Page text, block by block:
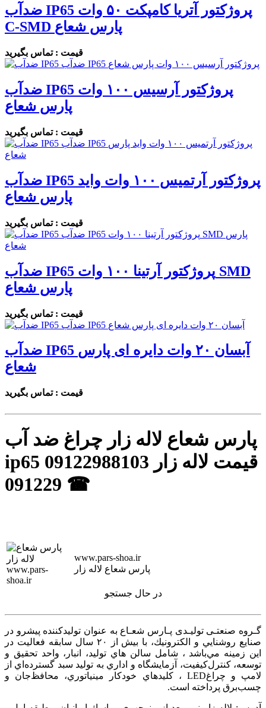
ضدآب IP65 پروژکتور آتریا کامپکت ۵۰ وات
C-SMD پارس شعاع
قیمت : تماس بگیرید
ضدآب IP65 پروژکتور آرسیس ۱۰۰ وات
پارس شعاع
قیمت : تماس بگیرید
ضدآب IP65 پروژکتور آرتمیس ۱۰۰ وات واید
پارس شعاع
قیمت : تماس بگیرید
ضدآب IP65 پروژکتور آرتینا ۱۰۰ وات SMD
پارس شعاع
قیمت : تماس بگیرید
ضدآب IP65 آبسان ۲۰ وات دایره ای پارس
شعاع
قیمت : تماس بگیرید
پارس شعاع لاله زار چراغ ضد آب
ip65 قیمت لاله زار 09122988103
☎ 091229
www.pars-shoa.ir
پارس شعاع لاله زار
در حال جستجو
گـروه صنعتـی تولیـدی پـارس شعـاع به عنوان توليدكننده پيشرو در
صنايع روشنايي و الكترونيك، با بيش از ۲۰ سال سابقه فعاليت در
اين زمينه‌ مي‌باشد ، شامل سالن هاي توليد، انبار، واحد تحقيق و
توسعه، كنترل‌كيفيت، آزمايشگاه و اداري به توليد سبد گسترده‌اي از
لامپ و چراغ‌LED ، كليدهاي خودكار مينياتوري، محافظ‌جان و
چسب‌برق پرداخته است.